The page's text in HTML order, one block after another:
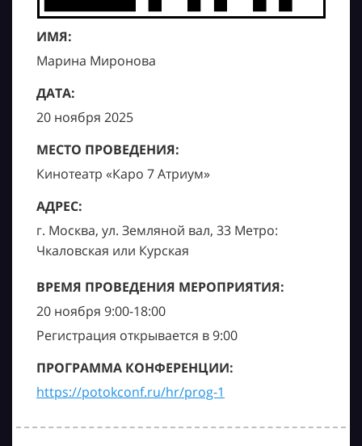
ИМЯ:
Марина Миронова
ДАТА:
20 ноября 2025
МЕСТО ПРОВЕДЕНИЯ:
Кинотеатр «Каро 7 Атриум»
АДРЕС:
г. Москва, ул. Земляной вал, 33 Метро:
Чкаловская или Курская
ВРЕМЯ ПРОВЕДЕНИЯ МЕРОПРИЯТИЯ:
20 ноября 9:00-18:00
Регистрация открывается в 9:00
ПРОГРАММА КОНФЕРЕНЦИИ:
https://potokconf.ru/hr/prog-1